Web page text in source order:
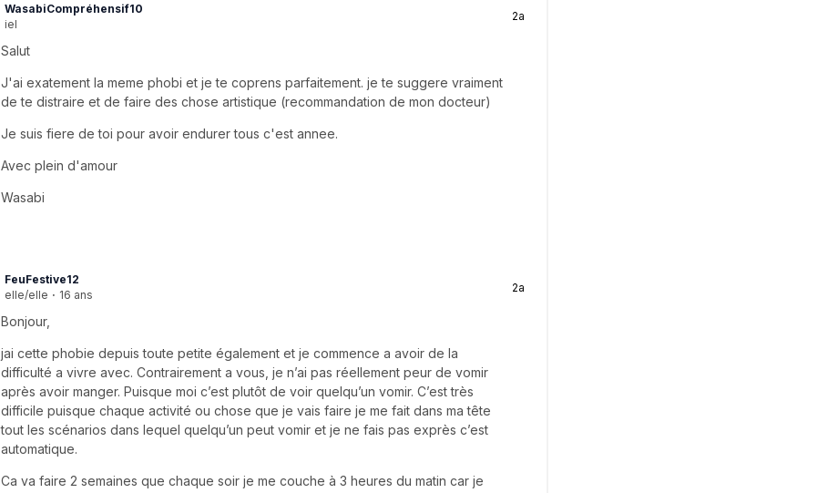
WasabiCompréhensif10
iel
2a
Salut
J'ai exatement la meme phobi et je te coprens parfaitement. je te suggere vraiment
de te distraire et de faire des chose artistique (recommandation de mon docteur)
Je suis fiere de toi pour avoir endurer tous c'est annee.
Avec plein d'amour
Wasabi
FeuFestive12
elle/elle · 16 ans
2a
Bonjour,
jai cette phobie depuis toute petite également et je commence a avoir de la
difficulté a vivre avec. Contrairement a vous, je n’ai pas réellement peur de vomir
après avoir manger. Puisque moi c’est plutôt de voir quelqu’un vomir. C’est très
difficile puisque chaque activité ou chose que je vais faire je me fait dans ma tête
tout les scénarios dans lequel quelqu’un peut vomir et je ne fais pas exprès c’est
automatique.
Ca va faire 2 semaines que chaque soir je me couche à 3 heures du matin car je